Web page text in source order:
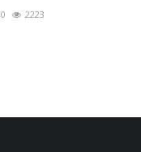
0 2223